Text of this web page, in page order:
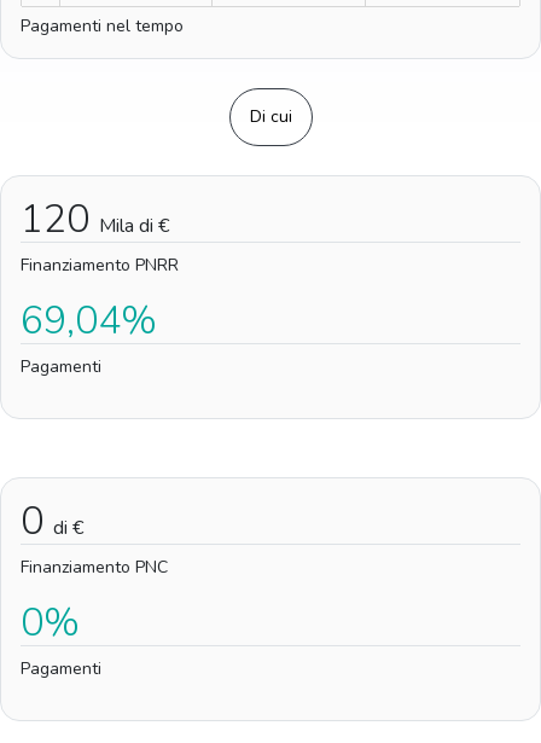
Pagamenti nel tempo
Di cui
120 Mila di €
Finanziamento PNRR
69,04%
Pagamenti
0 di €
Finanziamento PNC
0%
Pagamenti